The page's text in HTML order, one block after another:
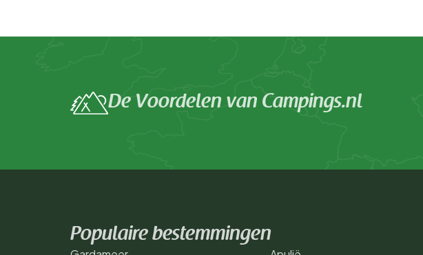
De Voordelen van Campings.nl
Populaire bestemmingen